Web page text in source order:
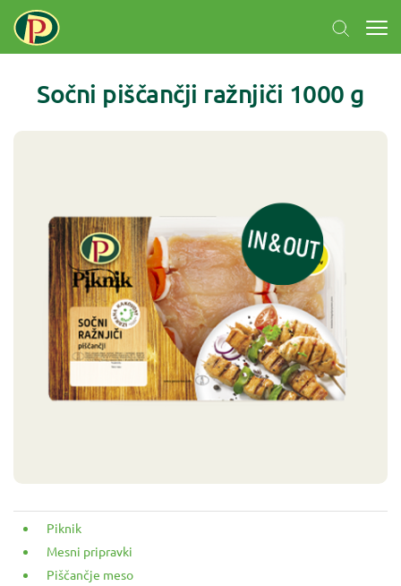
Sočni piščančji ražnjiči 1000 g
Piknik
Mesni pripravki
Piščančje meso